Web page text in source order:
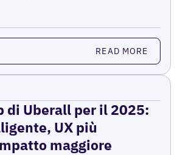
READ MORE
di Uberall per il 2025:
UX più
maggiore